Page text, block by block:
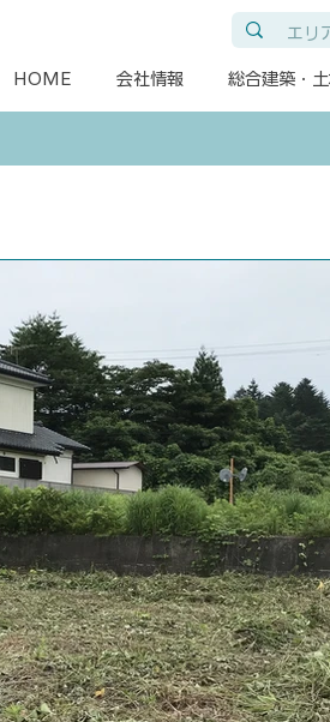
HOME 会社情報 総合建築・